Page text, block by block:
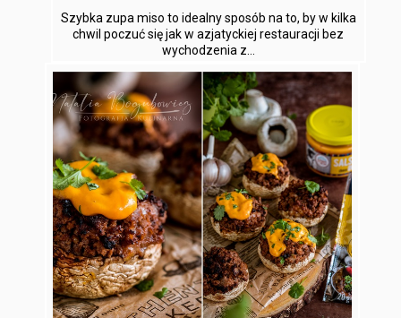
Szybka zupa miso to idealny sposób na to, by w kilka
chwil poczuć się jak w azjatyckiej restauracji bez
wychodzenia z...